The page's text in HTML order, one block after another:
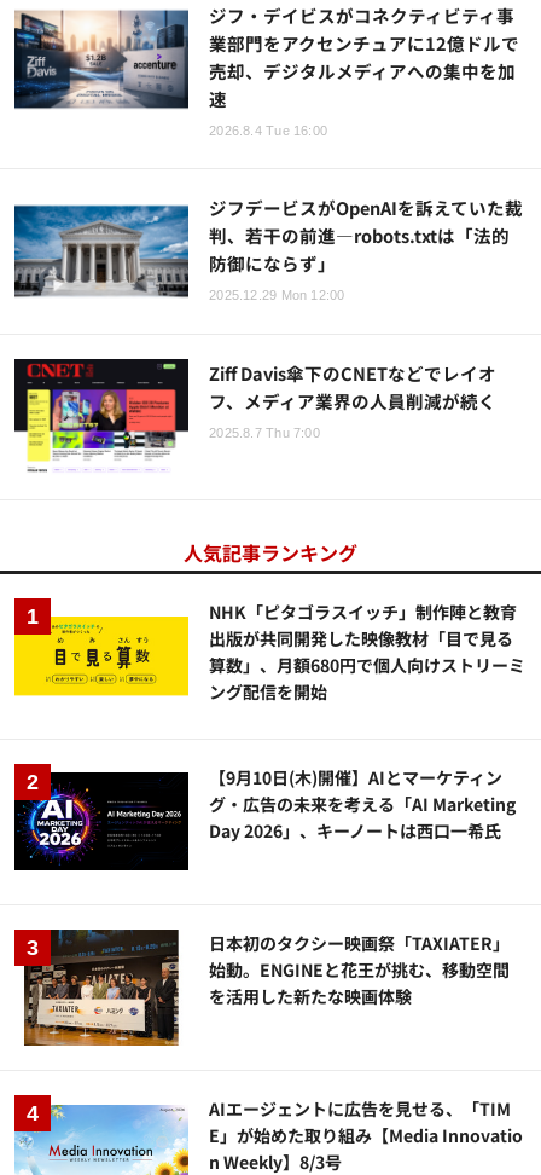
ジフ・デイビスがコネクティビティ事
業部門をアクセンチュアに12億ドルで
売却、デジタルメディアへの集中を加
速
2026.8.4 Tue 16:00
ジフデービスがOpenAIを訴えていた裁
判、若干の前進―robots.txtは「法的
防御にならず」
2025.12.29 Mon 12:00
Ziff Davis傘下のCNETなどでレイオ
フ、メディア業界の人員削減が続く
2025.8.7 Thu 7:00
人気記事ランキング
NHK「ピタゴラスイッチ」制作陣と教育
出版が共同開発した映像教材「目で見る
算数」、月額680円で個人向けストリーミ
ング配信を開始
【9月10日(木)開催】AIとマーケティン
グ・広告の未来を考える「AI Marketing
Day 2026」、キーノートは西口一希氏
日本初のタクシー映画祭「TAXIATER」
始動。ENGINEと花王が挑む、移動空間
を活用した新たな映画体験
AIエージェントに広告を見せる、「TIM
E」が始めた取り組み【Media Innovatio
n Weekly】8/3号